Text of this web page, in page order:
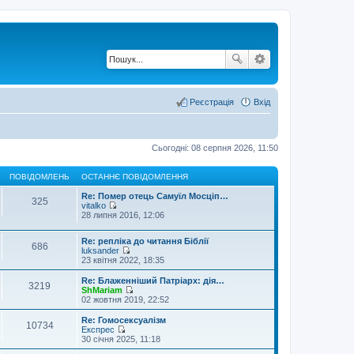
Вхід
Реєстрація
Сьогодні: 08 серпня 2026, 11:50
ПОВІДОМЛЕНЬ ОСТАННЄ ПОВІДОМЛЕННЯ
325
Re: Помер отець Самуїл Мосціп…
vitalko
П
р
е
г
л
я
н
у
т
и
о
с
т
28 липня 2016, 12:06
686
Re: репліка до читання Біблії
luksander
П
е
р
е
г
л
н
у
т
23 квітня 2022, 18:35
3219
Re: Блаженніший Патріарх: дія…
ShMariam
П
е
р
е
г
л
02 жовтня 2019, 22:52
10734
Re: Гомосексуалізм
Експрес
П
е
30 січня 2025, 11:18